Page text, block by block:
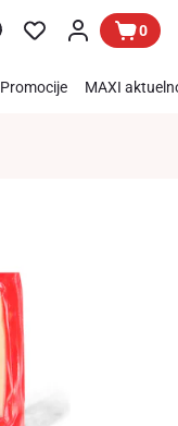
0
Promocije MAXI